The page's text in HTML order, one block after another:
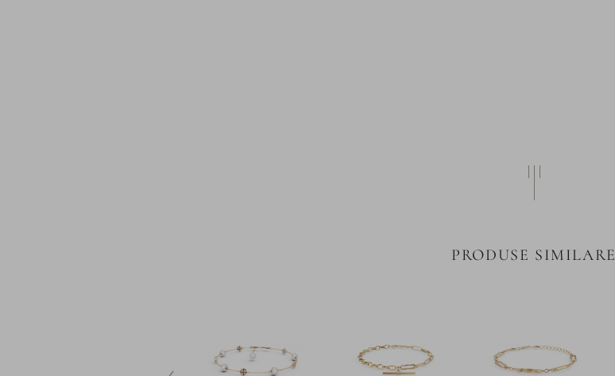
PRODUSE SIMILARE